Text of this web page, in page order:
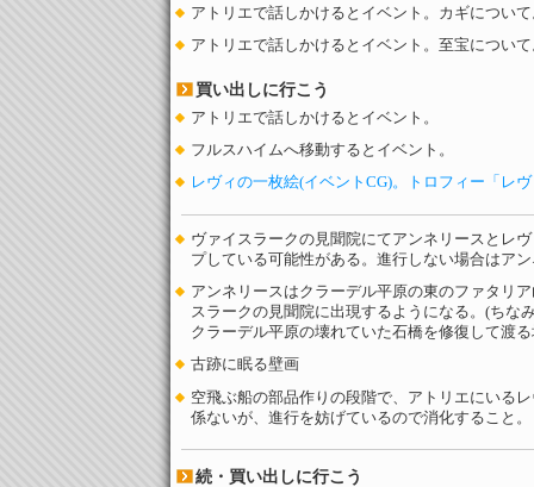
アトリエで話しかけるとイベント。カギについて
アトリエで話しかけるとイベント。至宝について
買い出しに行こう
アトリエで話しかけるとイベント。
フルスハイムへ移動するとイベント。
レヴィの一枚絵(イベントCG)。トロフィー「レ
ヴァイスラークの見聞院にてアンネリースとレ
プしている可能性がある。進行しない場合はア
アンネリースはクラーデル平原の東のファタリ
スラークの見聞院に出現するようになる。(ちな
クラーデル平原の壊れていた石橋を修復して渡
古跡に眠る壁画
空飛ぶ船の部品作りの段階で、アトリエにいる
係ないが、進行を妨げているので消化すること。
続・買い出しに行こう